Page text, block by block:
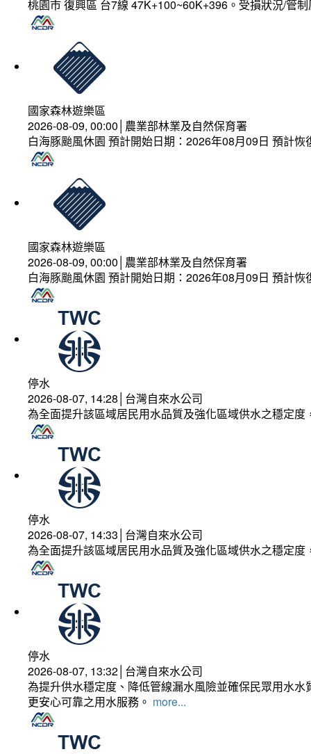
桃園市 復興區 台7線 47K+100~60K+396。受損狀況/管
國家森林遊樂區
2026-08-09, 00:00│農業部林業及自然保育署
白海豚颱風休園 預計開始日期：2026年08月09日 預計
國家森林遊樂區
2026-08-09, 00:00│農業部林業及自然保育署
白海豚颱風休園 預計開始日期：2026年08月09日 預計
停水
2026-08-07, 14:28│台灣自來水公司
為全面提升該區域居民用水品質及強化區域供水之穩定
停水
2026-08-07, 14:33│台灣自來水公司
為全面提升該區域居民用水品質及強化區域供水之穩定
停水
2026-08-07, 13:32│台灣自來水公司
為提升供水穩定度、降低管線漏水風險並確保民眾用水
更安心可靠之用水服務。 more...